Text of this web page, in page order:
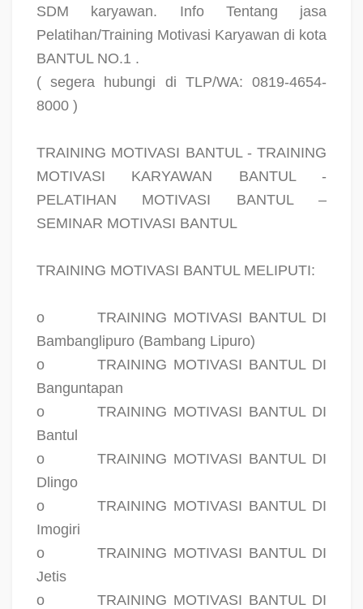
SDM karyawan. Info Tentang jasa
Pelatihan/Training Motivasi Karyawan di kota
BANTUL NO.1 .
( segera hubungi di TLP/WA: 0819-4654-
8000 )
TRAINING MOTIVASI BANTUL - TRAINING
MOTIVASI KARYAWAN BANTUL -
PELATIHAN MOTIVASI BANTUL –
SEMINAR MOTIVASI BANTUL
TRAINING MOTIVASI BANTUL MELIPUTI:
o
TRAINING MOTIVASI BANTUL DI
Bambanglipuro (Bambang Lipuro)
o
TRAINING MOTIVASI BANTUL DI
Banguntapan
o
TRAINING MOTIVASI BANTUL DI
Bantul
o
TRAINING MOTIVASI BANTUL DI
Dlingo
o
TRAINING MOTIVASI BANTUL DI
Imogiri
o
TRAINING MOTIVASI BANTUL DI
Jetis
o
TRAINING MOTIVASI BANTUL DI